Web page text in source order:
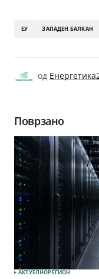
ЕУ ЗАПАДЕН БАЛКАН
од
Поврзано
АКТУЕЛНОРЕГИОН